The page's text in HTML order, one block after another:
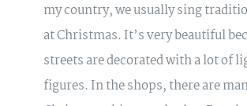
my country, we usually sing
at Christmas. It’s very beautiful
streets are decorated with a lot of
figures. In the shops, there are